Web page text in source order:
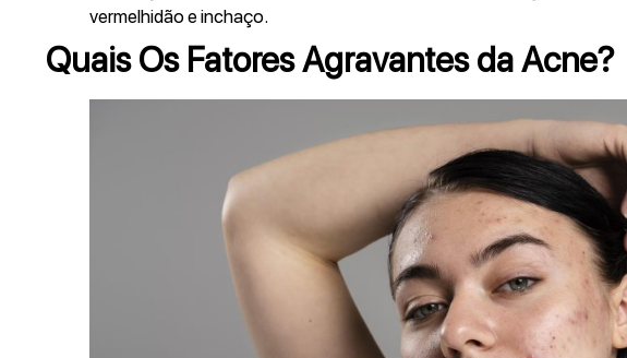
vermelhidão e inchaço.
Quais Os Fatores Agravantes da Acne?